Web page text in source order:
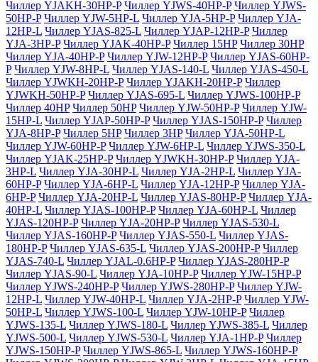
Чиллер YJAKH-30HP-P Чиллер YJWS-40HP-P Чиллер YJWS-
50HP-P Чиллер YJW-5HP-L Чиллер YJA-5HP-P Чиллер YJA-
12HP-L Чиллер YJAS-825-L Чиллер YJAP-12HP-P Чиллер
YJA-3HP-P Чиллер YJAK-40HP-P Чиллер 15HP Чиллер 30HP
Чиллер YJA-40HP-P Чиллер YJW-12HP-P Чиллер YJAS-60HP-
P Чиллер YJW-8HP-L Чиллер YJAS-140-L Чиллер YJAS-450-L
Чиллер YJWKH-20HP-P Чиллер YJAKH-20HP-P Чиллер
YJWKH-50HP-P Чиллер YJAS-695-L Чиллер YJWS-100HP-P
Чиллер 40HP Чиллер 50HP Чиллер YJW-50HP-P Чиллер YJW-
15HP-L Чиллер YJAP-50HP-P Чиллер YJAS-150HP-P Чиллер
YJA-8HP-P Чиллер 5HP Чиллер 3HP Чиллер YJA-50HP-L
Чиллер YJW-60HP-P Чиллер YJW-6HP-L Чиллер YJWS-350-L
Чиллер YJAK-25HP-P Чиллер YJWKH-30HP-P Чиллер YJA-
3HP-L Чиллер YJA-30HP-L Чиллер YJA-2HP-L Чиллер YJA-
60HP-P Чиллер YJA-6HP-L Чиллер YJA-12HP-P Чиллер YJA-
6HP-P Чиллер YJA-20HP-L Чиллер YJAS-80HP-P Чиллер YJA-
40HP-L Чиллер YJAS-100HP-P Чиллер YJA-60HP-L Чиллер
YJAS-120HP-P Чиллер YJA-20HP-P Чиллер YJAS-530-L
Чиллер YJAS-160HP-P Чиллер YJAS-550-L Чиллер YJAS-
180HP-P Чиллер YJAS-635-L Чиллер YJAS-200HP-P Чиллер
YJAS-740-L Чиллер YJAL-0.6HP-P Чиллер YJAS-280HP-P
Чиллер YJAS-90-L Чиллер YJA-10HP-P Чиллер YJW-15HP-P
Чиллер YJWS-240HP-P Чиллер YJWS-280HP-P Чиллер YJW-
12HP-L Чиллер YJW-40HP-L Чиллер YJA-2HP-P Чиллер YJW-
50HP-L Чиллер YJWS-100-L Чиллер YJW-10HP-P Чиллер
YJWS-135-L Чиллер YJWS-180-L Чиллер YJWS-385-L Чиллер
YJWS-500-L Чиллер YJWS-530-L Чиллер YJA-1HP-P Чиллер
YJWS-150HP-P Чиллер YJWS-865-L Чиллер YJWS-160HP-P